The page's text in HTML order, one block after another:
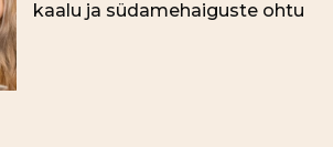
kaalu ja südamehaiguste ohtu